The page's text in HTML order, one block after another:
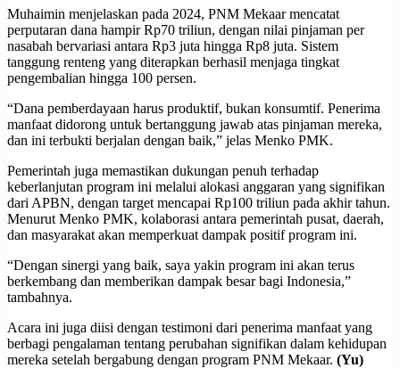
Muhaimin menjelaskan pada 2024, PNM Mekaar mencatat
perputaran dana hampir Rp70 triliun, dengan nilai pinjaman per
nasabah bervariasi antara Rp3 juta hingga Rp8 juta. Sistem
tanggung renteng yang diterapkan berhasil menjaga tingkat
pengembalian hingga 100 persen.
“Dana pemberdayaan harus produktif, bukan konsumtif. Penerima
manfaat didorong untuk bertanggung jawab atas pinjaman mereka,
dan ini terbukti berjalan dengan baik,” jelas Menko PMK.
Pemerintah juga memastikan dukungan penuh terhadap
keberlanjutan program ini melalui alokasi anggaran yang signifikan
dari APBN, dengan target mencapai Rp100 triliun pada akhir tahun.
Menurut Menko PMK, kolaborasi antara pemerintah pusat, daerah,
dan masyarakat akan memperkuat dampak positif program ini.
“Dengan sinergi yang baik, saya yakin program ini akan terus
berkembang dan memberikan dampak besar bagi Indonesia,”
tambahnya.
Acara ini juga diisi dengan testimoni dari penerima manfaat yang
berbagi pengalaman tentang perubahan signifikan dalam kehidupan
mereka setelah bergabung dengan program PNM Mekaar. (Yu)